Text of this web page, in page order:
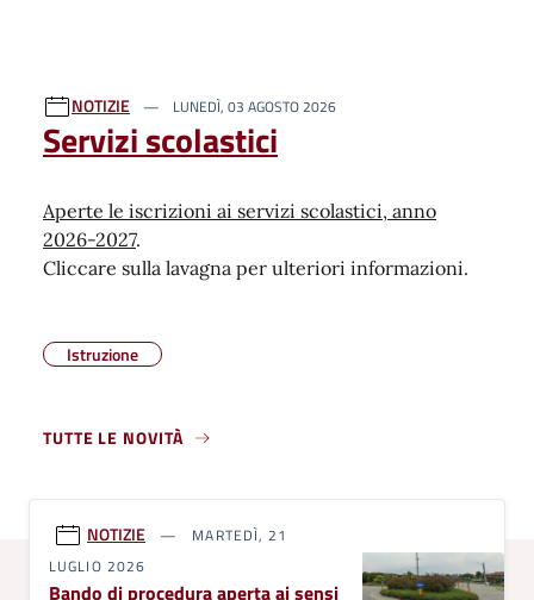
NOTIZIE LUNEDÌ, 03 AGOSTO 2026
Servizi scolastici
Aperte le iscrizioni ai servizi scolastici, anno
2026-2027.
Cliccare sulla lavagna per ulteriori informazioni.
Istruzione
TUTTE LE NOVITÀ
NOTIZIE
MARTEDÌ, 21
LUGLIO 2026
Bando di procedura aperta ai sensi